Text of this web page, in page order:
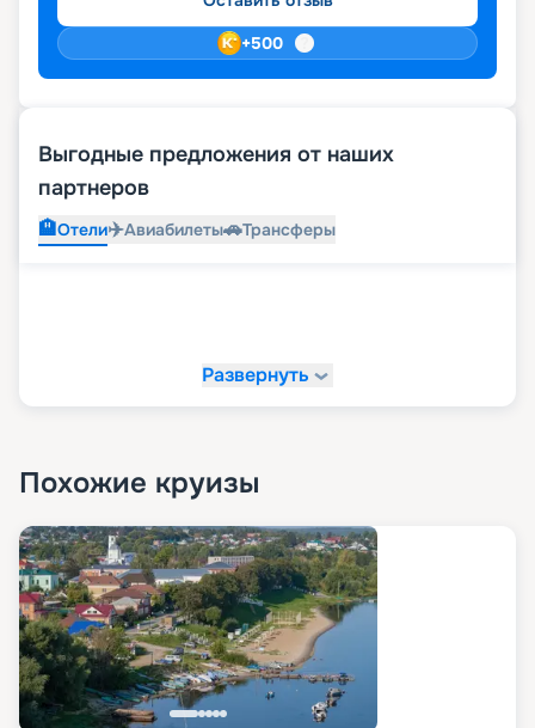
+500
Выгодные предложения от наших
партнеров
🏨Отели✈️Авиабилеты🚗Трансферы
Развернуть
Похожие круизы